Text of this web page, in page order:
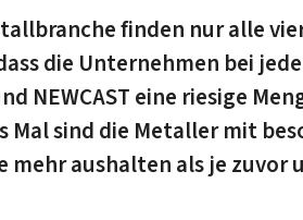
finden nur alle
die Unternehmen bei
NEWCAST eine riesige
Mal sind die Metaller mit
mehr aushalten als je zuvor